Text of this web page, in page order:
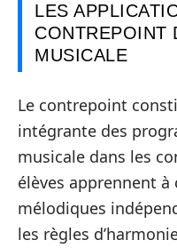
LES
CONTREPOINT
MUSICALE
Le contrepoint
intégrante des
musicale dans les
élèves apprennent
mélodiques
les règles